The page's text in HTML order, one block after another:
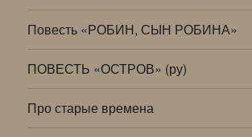
Повесть «РОБИН, СЫН РОБИНА»
ПОВЕСТЬ «ОСТРОВ» (ру)
Про старые времена